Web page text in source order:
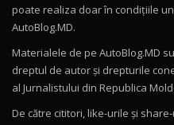
11
Mercedes-
12
Noul Volvo
27:58
poate realiza doar în condițiile
AutoBlog.MD.
Materialele de pe AutoBlog.MD
dreptul de autor și drepturile
al Jurnalistului din Republica
De către cititori, like-urile şi share-